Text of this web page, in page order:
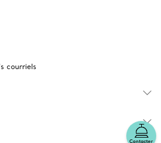
Contacter
courriels